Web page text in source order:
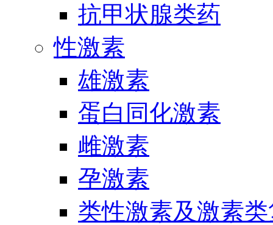
抗甲状腺类药
性激素
雄激素
蛋白同化激素
雌激素
孕激素
类性激素及激素